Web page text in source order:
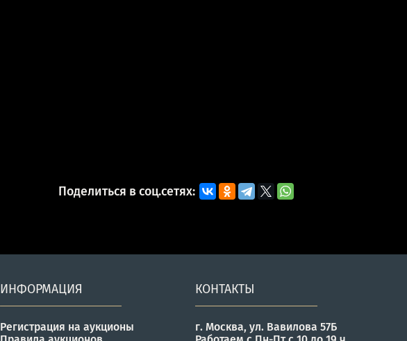
Поделиться в соц.сетях:
ИНФОРМАЦИЯ
Регистрация на аукционы
КОНТАКТЫ
г. Москва, ул. Вавилова 57Б